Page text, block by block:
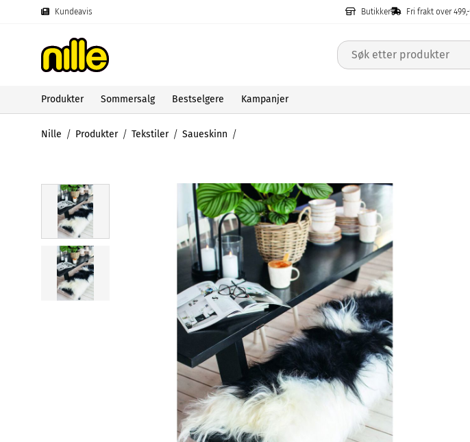
Kundeavis Butikker Fri frakt over 499,-
Produkter Sommersalg Bestselgere Kampanjer
Nille Produkter Tekstiler Saueskinn